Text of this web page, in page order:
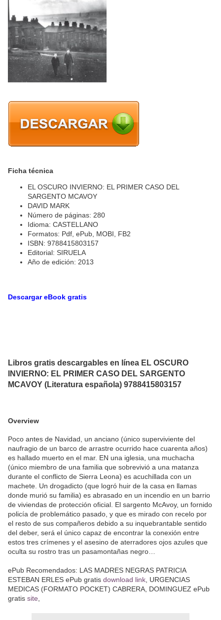
Ficha técnica
EL OSCURO INVIERNO: EL PRIMER CASO DEL
SARGENTO MCAVOY
DAVID MARK
Número de páginas: 280
Idioma: CASTELLANO
Formatos: Pdf, ePub, MOBI, FB2
ISBN: 9788415803157
Editorial: SIRUELA
Año de edición: 2013
Descargar eBook gratis
Libros gratis descargables en línea EL OSCURO
INVIERNO: EL PRIMER CASO DEL SARGENTO
MCAVOY (Literatura española) 9788415803157
Overview
Poco antes de Navidad, un anciano (único superviviente del
naufragio de un barco de arrastre ocurrido hace cuarenta años)
es hallado muerto en el mar. EN una iglesia, una muchacha
(único miembro de una familia que sobrevivió a una matanza
durante el conflicto de Sierra Leona) es acuchillada con un
machete. Un drogadicto (que logró huir de la casa en llamas
donde murió su familia) es abrasado en un incendio en un barrio
de viviendas de protección oficial. El sargento McAvoy, un fornido
policía de problemático pasado, y que es mirado con recelo por
el resto de sus compañeros debido a su inquebrantable sentido
del deber, será el único capaz de encontrar la conexión entre
estos tres crímenes y el asesino de aterradores ojos azules que
oculta su rostro tras un pasamontañas negro…
ePub Recomendados: LAS MADRES NEGRAS PATRICIA
ESTEBAN ERLES ePub gratis download link, URGENCIAS
MEDICAS (FORMATO POCKET) CABRERA, DOMINGUEZ ePub
gratis site,